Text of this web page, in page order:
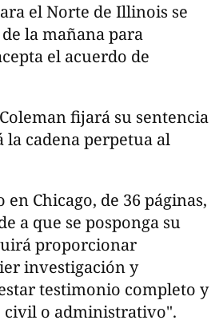
el Norte de Illinois se
la mañana para
el acuerdo de
fijará su sentencia
cadena perpetua al
Chicago, de 36 páginas,
a que se posponga su
proporcionar
investigación y
testimonio completo y
civil o administrativo".